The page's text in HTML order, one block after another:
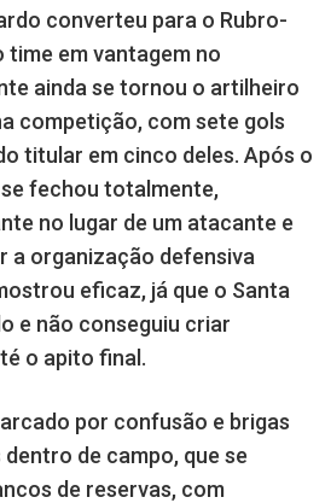
converteu para o Rubro-
em vantagem no
ainda se tornou o artilheiro
competição, com sete gols
titular em cinco deles. Após o
fechou totalmente,
no lugar de um atacante e
a organização defensiva
eficaz, já que o Santa
e não conseguiu criar
o apito final.
por confusão e brigas
de campo, que se
de reservas, com